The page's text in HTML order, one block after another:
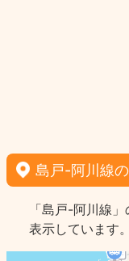
島戸-阿川線
「島戸-阿川線
表示しています。